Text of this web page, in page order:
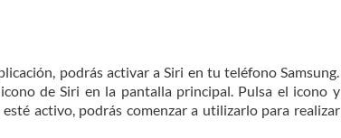
podrás activar a Siri en tu teléfono Samsung.
de Siri en la pantalla principal. Pulsa el icono y
activo, podrás comenzar a utilizarlo para realizar